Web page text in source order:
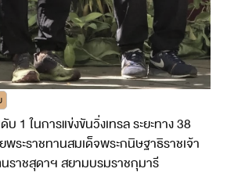
1 ในการแข่งขันวิ่งเทรล ระยะทาง 38
ระราชทานสมเด็จพระกนิษฐาธิราชเจ้า
ราชสุดาฯ สยามบรมราชกุมารี